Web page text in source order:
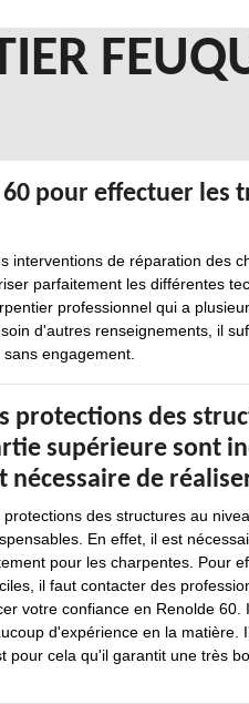
pour effectuer les
interventions de réparation des
parfaitement les différentes
professionnel qui a
d'autres renseignements, il
engagement.
protections des
supérieure sont
nécessaire de
protections des structures au
En effet, il est
pour les charpentes. Pour
il faut contacter des
votre confiance en Renolde
d'expérience en la matière.
pour cela qu'il garantit une très